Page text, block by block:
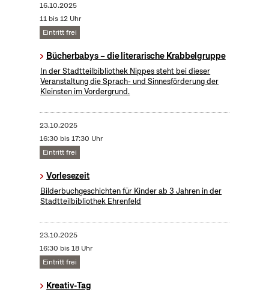
16.10.2025
11 bis 12 Uhr
Eintritt frei
Bücherbabys – die literarische Krabbelgruppe
In der Stadtteilbibliothek Nippes steht bei dieser
Veranstaltung die Sprach- und Sinnesförderung der
Kleinsten im Vordergrund.
23.10.2025
16:30 bis 17:30 Uhr
Eintritt frei
Vorlesezeit
Bilderbuchgeschichten für Kinder ab 3 Jahren in der
Stadtteilbibliothek Ehrenfeld
23.10.2025
16:30 bis 18 Uhr
Eintritt frei
Kreativ-Tag